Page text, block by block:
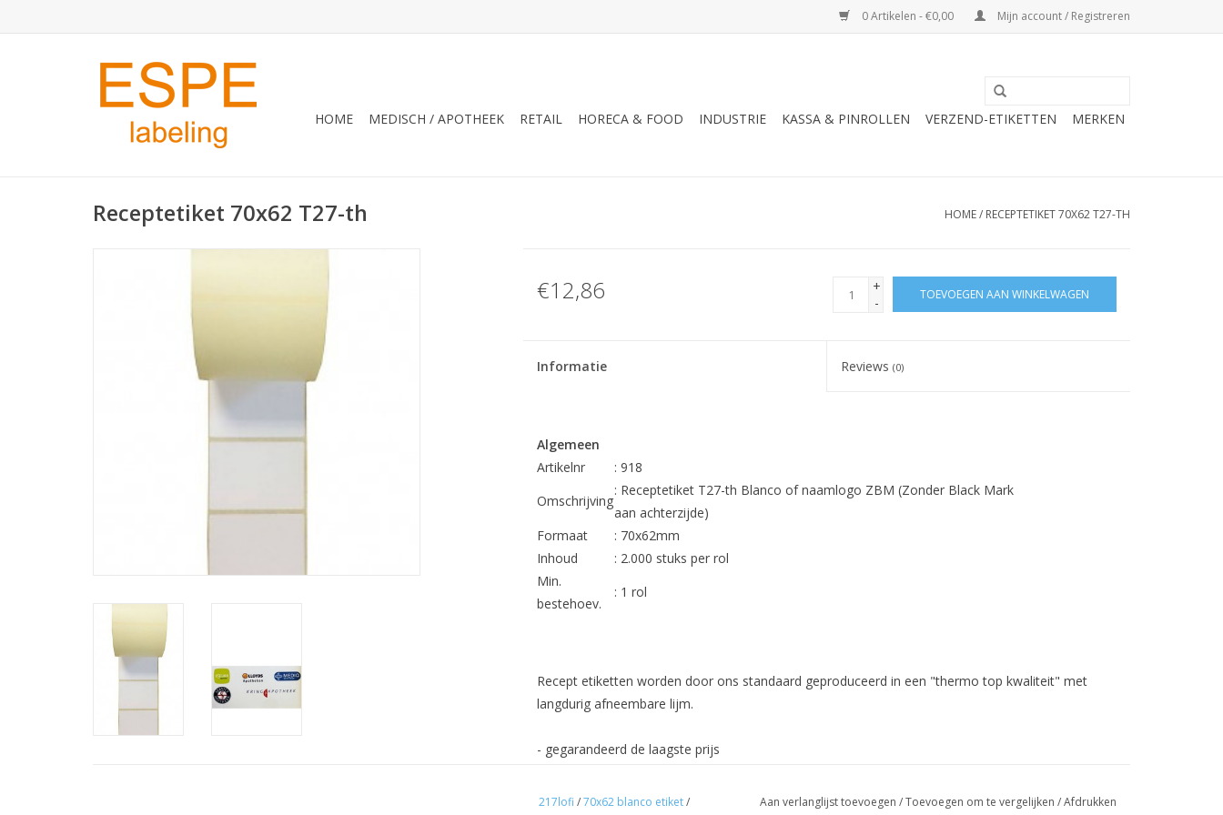
0 Artikelen - €0,00 Mijn account / Registreren
HOME MEDISCH / APOTHEEK RETAIL HORECA & FOOD INDUSTRIE KASSA & PINROLLEN VERZEND-ETIKETTEN MERKEN
Receptetiket 70x62 T27-th HOME/ RECEPTETIKET 70X62 T27-TH
€12,86
+
-
TOEVOEGEN AAN WINKELWAGEN
Informatie Reviews(0)
Algemeen
Artikelnr
: 918
Omschrijving
: Receptetiket T27-th Blanco of naamlogo ZBM (Zonder Black Mark
aan achterzijde)
Formaat
: 70x62mm
Inhoud
: 2.000 stuks per rol
Min.
bestehoev.
: 1 rol
Recept etiketten worden door ons standaard geproduceerd in een "thermo top kwaliteit" met
langdurig afneembare lijm.
- gegarandeerd de laagste prijs
217lofi /70x62 blanco etiket/
Aan verlanglijst toevoegen /Toevoegen om te vergelijken /Afdrukken